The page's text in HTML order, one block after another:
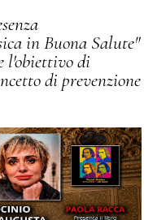
in Buona Salute"
l'obiettivo di
di prevenzione